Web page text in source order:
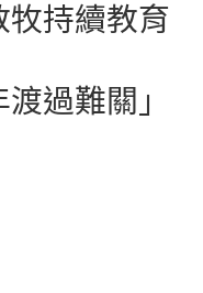
牧持續教育
過難關」